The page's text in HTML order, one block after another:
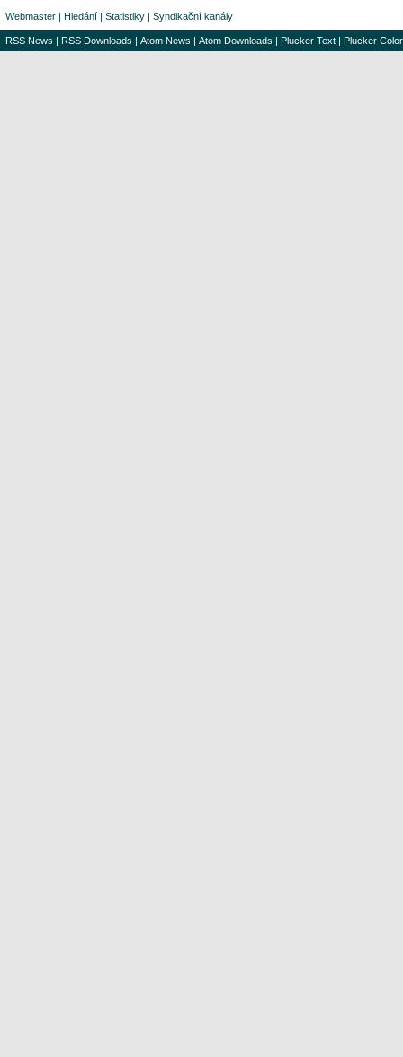
Webmaster | Hledání | Statistiky | Syndikační kanály
RSS News | RSS Downloads | Atom News | Atom Downloads | Plucker Text | Plucker Color